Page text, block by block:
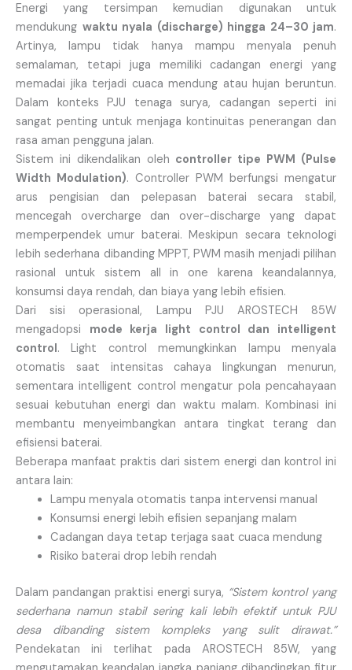
Energi yang tersimpan kemudian digunakan untuk
mendukung waktu nyala (discharge) hingga 24–30 jam.
Artinya, lampu tidak hanya mampu menyala penuh
semalaman, tetapi juga memiliki cadangan energi yang
memadai jika terjadi cuaca mendung atau hujan beruntun.
Dalam konteks PJU tenaga surya, cadangan seperti ini
sangat penting untuk menjaga kontinuitas penerangan dan
rasa aman pengguna jalan.
Sistem ini dikendalikan oleh controller tipe PWM (Pulse
Width Modulation). Controller PWM berfungsi mengatur
arus pengisian dan pelepasan baterai secara stabil,
mencegah overcharge dan over-discharge yang dapat
memperpendek umur baterai. Meskipun secara teknologi
lebih sederhana dibanding MPPT, PWM masih menjadi pilihan
rasional untuk sistem all in one karena keandalannya,
konsumsi daya rendah, dan biaya yang lebih efisien.
Dari sisi operasional, Lampu PJU AROSTECH 85W
mengadopsi mode kerja light control dan intelligent
control. Light control memungkinkan lampu menyala
otomatis saat intensitas cahaya lingkungan menurun,
sementara intelligent control mengatur pola pencahayaan
sesuai kebutuhan energi dan waktu malam. Kombinasi ini
membantu menyeimbangkan antara tingkat terang dan
efisiensi baterai.
Beberapa manfaat praktis dari sistem energi dan kontrol ini
antara lain:
Lampu menyala otomatis tanpa intervensi manual
Konsumsi energi lebih efisien sepanjang malam
Cadangan daya tetap terjaga saat cuaca mendung
Risiko baterai drop lebih rendah
Dalam pandangan praktisi energi surya, “Sistem kontrol yang
sederhana namun stabil sering kali lebih efektif untuk PJU
desa dibanding sistem kompleks yang sulit dirawat.”
Pendekatan ini terlihat pada AROSTECH 85W, yang